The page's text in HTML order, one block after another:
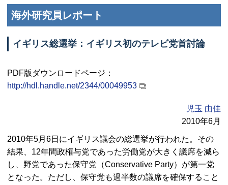
海外研究員レポート
イギリス総選挙：イギリス初のテレビ党首討論
PDF版ダウンロードページ：
http://hdl.handle.net/2344/00049953
児玉 由佳
2010年6月
2010年5月6日にイギリス議会の総選挙が行われた。その
結果、12年間政権与党であった労働党が大きく議席を減ら
し、野党であった保守党（Conservative Party）が第一党
となった。ただし、保守党も過半数の議席を確保すること